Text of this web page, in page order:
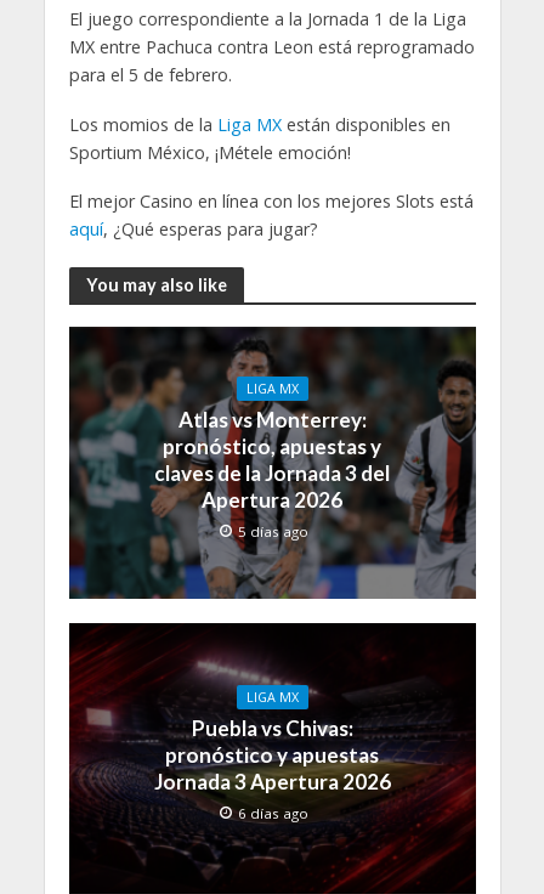
El juego correspondiente a la Jornada 1 de la Liga
MX entre Pachuca contra Leon está reprogramado
para el 5 de febrero.
Los momios de la Liga MXestán disponibles en
Sportium México, ¡Métele emoción!
El mejor Casino en línea con los mejores Slots está
aquí, ¿Qué esperas para jugar?
You may also like
LIGA MX
Atlas vs Monterrey:
pronóstico, apuestas y
claves de la Jornada 3 del
Apertura 2026
5 días ago
LIGA MX
Puebla vs Chivas:
pronóstico y apuestas
Jornada 3 Apertura 2026
6 días ago